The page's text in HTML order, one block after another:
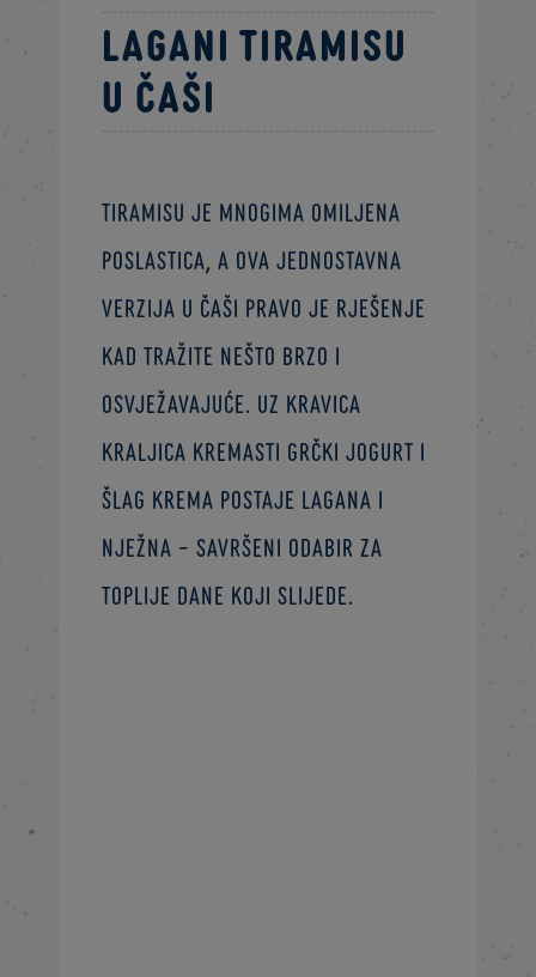
Lagani tiramisu
u čaši
Tiramisu je mnogima omiljena
poslastica, a ova jednostavna
verzija u čaši pravo je rješenje
kad tražite nešto brzo i
osvježavajuće. Uz Kravica
Kraljica kremasti grčki jogurt i
šlag krema postaje lagana i
nježna – savršeni odabir za
toplije dane koji slijede.